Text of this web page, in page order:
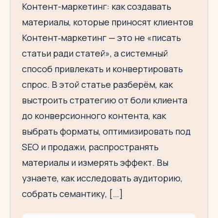
Контент-маркетинг: как создавать
материалы, которые приносят клиентов
Контент‑маркетинг — это не «писать
статьи ради статей», а системный
способ привлекать и конвертировать
спрос. В этой статье разберём, как
выстроить стратегию от боли клиента
до конверсионного контента, как
выбрать форматы, оптимизировать под
SEO и продажи, распространять
материалы и измерять эффект. Вы
узнаете, как исследовать аудиторию,
собрать семантику, […]